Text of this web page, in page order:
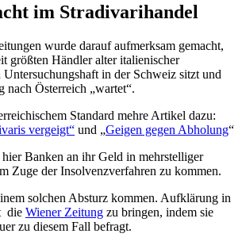
im Stradivarihandel
wurde darauf aufmerksam gemacht,
größten Händler alter italienischer
in der Schweiz sitzt und
nach Österreich „wartet“.
Standard mehre Artikel dazu:
vergeigt“ und „Geigen gegen Abholung“
hier Banken an ihr Geld in mehrstelliger
Zuge der Insolvenzverfahren zu kommen.
solchen Absturz kommen. Aufklärung in
die Wiener Zeitung zu bringen, indem sie
zu diesem Fall befragt.